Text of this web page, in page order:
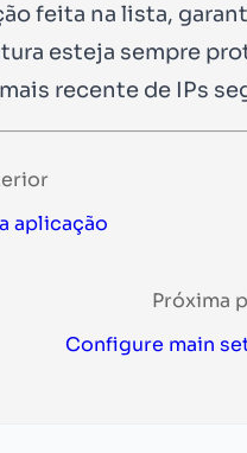
feita na lista,
esteja sempre
recente de IPs
aplicação
Próxima
Configure main